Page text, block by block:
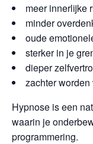
meer innerlijke
minder
oude
sterker in je
dieper
zachter
Hypnose is een
waarin je
programmering.